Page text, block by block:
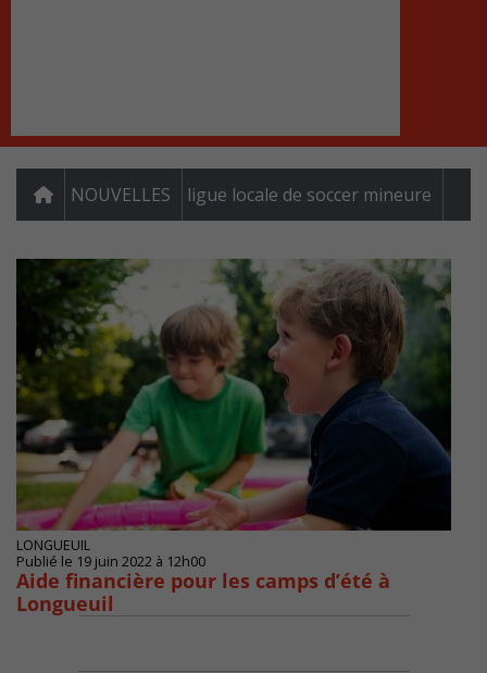
NOUVELLES ligue locale de soccer mineure
LONGUEUIL
Publié le 19 juin 2022 à 12h00
Aide financière pour les camps d’été à
Longueuil